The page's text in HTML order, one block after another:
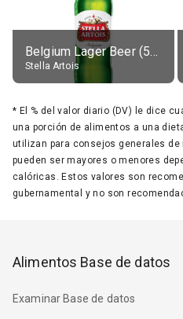
Belgium Lager Beer (5% alc.)
Stella Artois
* El % del valor diario (DV) le dice
una porción de alimentos a una
utilizan para consejos generales
pueden ser mayores o menores
calóricas. Estos valores son
gubernamental y no son
Alimentos Base de datos
Examinar Base de datos